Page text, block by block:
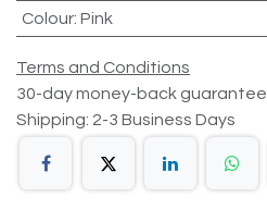
Colour: Pink
Terms and Conditions
30-day money-back guarantee
Shipping: 2-3 Business Days